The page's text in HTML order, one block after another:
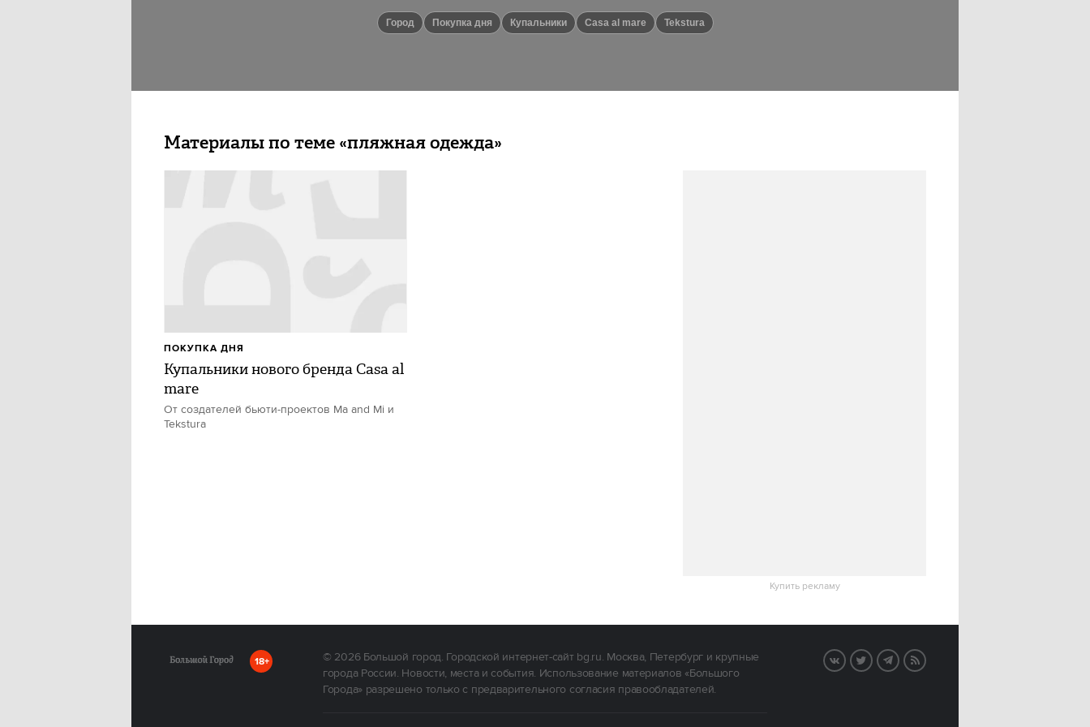
город Покупка дня купальники Casa al mare Tekstura
Материалы по теме «пляжная одежда»
Купить рекламу
Купальники нового бренда Casa al
mare
От создателей бьюти-проектов Ma and Mi и
Tekstura
ПОКУПКА ДНЯ
18+ © 2026Большой город. Городской интернет-сайт bg.ru. Москва, Петербург и крупные
города России. Новости, места и события. Использование материалов «Большого
Города» разрешено только с предварительного согласия правообладателей.
VK TwitterTelegram
RSS